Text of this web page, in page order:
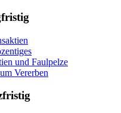
und Faulpelze
Vererben